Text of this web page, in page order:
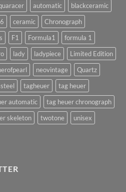
automatic
blackceramic
ceramic
Chronograph
F1 Formula1
formula 1
lady ladypiece
Limited Edition
neovintage
Quartz
tagheuer
tag heuer
automatic
tag heuer chronograph
skeleton twotone
unisex